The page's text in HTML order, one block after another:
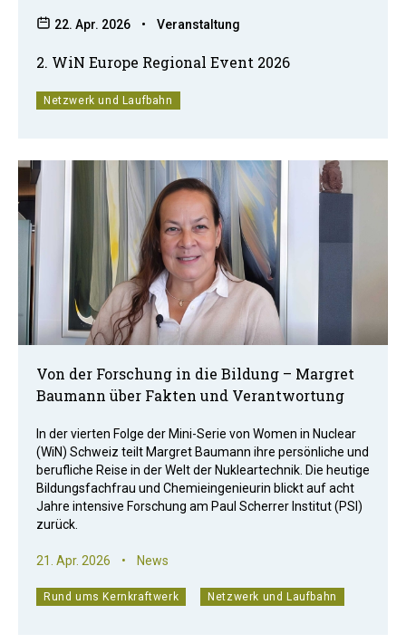
22. Apr. 2026 • Veranstaltung
2. WiN Europe Regional Event 2026
Netzwerk und Laufbahn
Von der Forschung in die Bildung – Margret
Baumann über Fakten und Verantwortung
In der vierten Folge der Mini-Serie von Women in Nuclear
(WiN) Schweiz teilt Margret Baumann ihre persönliche und
berufliche Reise in der Welt der Nukleartechnik. Die heutige
Bildungsfachfrau und Chemieingenieurin blickt auf acht
Jahre intensive Forschung am Paul Scherrer Institut (PSI)
zurück.
21. Apr. 2026 • News
Rund ums Kernkraftwerk Netzwerk und Laufbahn